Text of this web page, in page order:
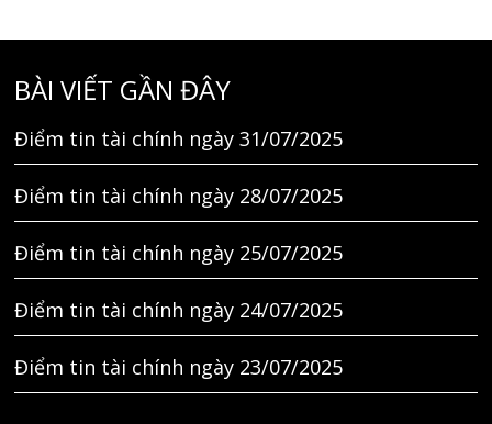
BÀI VIẾT GẦN ĐÂY
Điểm tin tài chính ngày 31/07/2025
Điểm tin tài chính ngày 28/07/2025
Điểm tin tài chính ngày 25/07/2025
Điểm tin tài chính ngày 24/07/2025
Điểm tin tài chính ngày 23/07/2025